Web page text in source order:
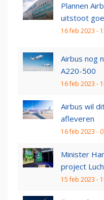
Plannen
uitstoot
16 feb 2023 -
Airbus nog
A220-500
16 feb 2023 -
Airbus wil
afleveren
16 feb 2023 -
Minister
project
15 feb 2023 -